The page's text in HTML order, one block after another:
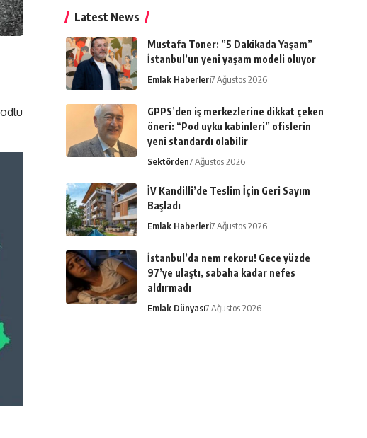
Latest News
Mustafa Toner: ”5 Dakikada Yaşam”
İstanbul’un yeni yaşam modeli oluyor
Emlak Haberleri7 Ağustos 2026
GPPS’den iş merkezlerine dikkat çeken
öneri: “Pod uyku kabinleri” ofislerin
yeni standardı olabilir
Sektörden7 Ağustos 2026
İV Kandilli’de Teslim İçin Geri Sayım
Başladı
Emlak Haberleri7 Ağustos 2026
İstanbul’da nem rekoru! Gece yüzde
97’ye ulaştı, sabaha kadar nefes
aldırmadı
Emlak Dünyası7 Ağustos 2026